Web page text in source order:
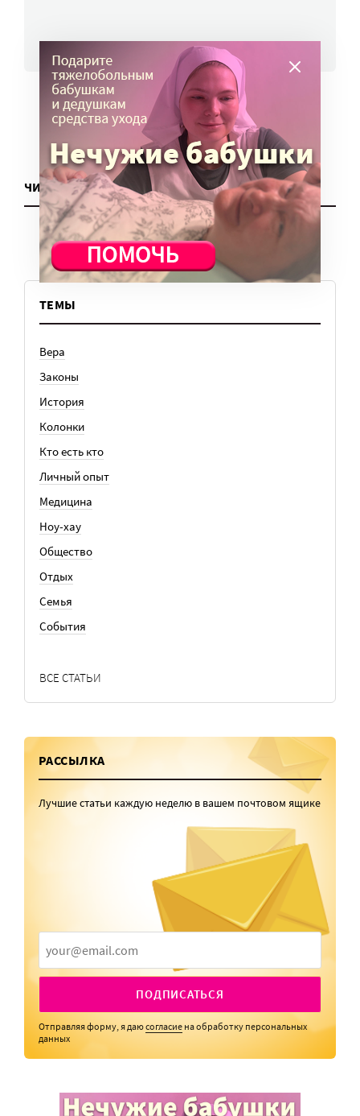
ЧИТАТЬ ЕЩЕ
ТЕМЫ
Вера
Законы
История
Колонки
Кто есть кто
Личный опыт
Медицина
Ноу-хау
Общество
Отдых
Семья
События
ВСЕ СТАТЬИ
РАССЫЛКА
Лучшие статьи каждую неделю в вашем почтовом ящике
ПОДПИСАТЬСЯ
Отправляя форму, я даюсогласие на обработку персональных
данных